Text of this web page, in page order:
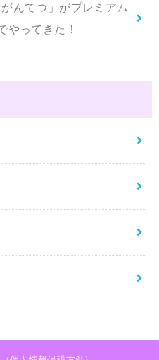
んてつ」がプレミアム
やってきた！